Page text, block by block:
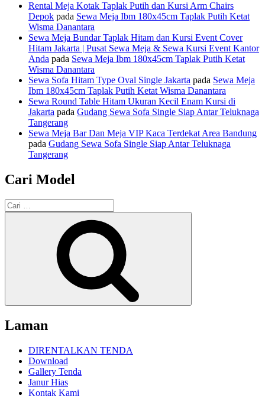
Rental Meja Kotak Taplak Putih dan Kursi Arm Chairs
Depok pada Sewa Meja Ibm 180x45cm Taplak Putih Ketat
Wisma Danantara
Sewa Meja Bundar Taplak Hitam dan Kursi Event Cover
Hitam Jakarta | Pusat Sewa Meja & Sewa Kursi Event Kantor
Anda pada Sewa Meja Ibm 180x45cm Taplak Putih Ketat
Wisma Danantara
Sewa Sofa Hitam Type Oval Single Jakarta pada Sewa Meja
Ibm 180x45cm Taplak Putih Ketat Wisma Danantara
Sewa Round Table Hitam Ukuran Kecil Enam Kursi di
Jakarta pada Gudang Sewa Sofa Single Siap Antar Teluknaga
Tangerang
Sewa Meja Bar Dan Meja VIP Kaca Terdekat Area Bandung
pada Gudang Sewa Sofa Single Siap Antar Teluknaga
Tangerang
Cari Model
Pencarian
untuk:
Laman
DIRENTALKAN TENDA
Download
Gallery Tenda
Janur Hias
Kontak Kami